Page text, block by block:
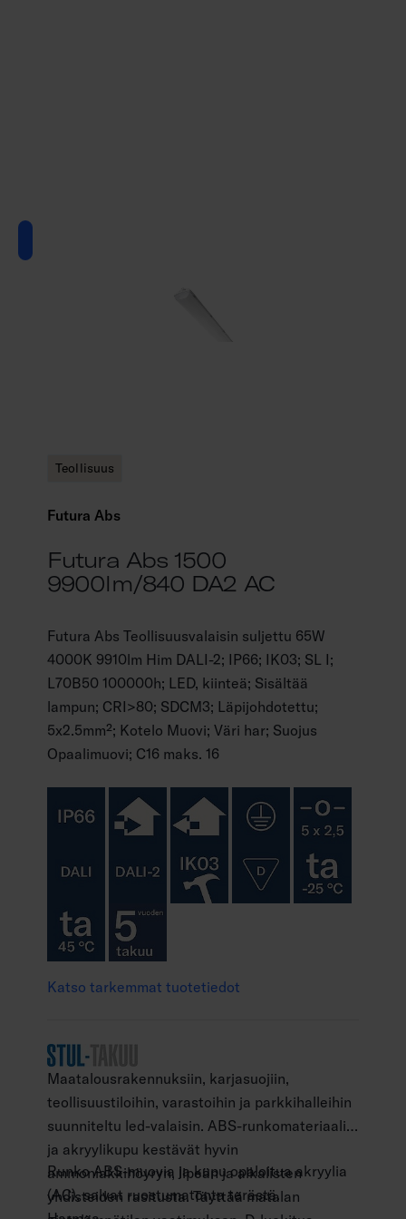
Teollisuus
Futura Abs
Futura Abs 1500
9900lm/840 DA2 AC
Futura Abs Teollisuusvalaisin suljettu 65W
4000K 9910lm Him DALI-2; IP66; IK03; SL I;
L70B50 100000h; LED, kiinteä; Sisältää
lampun; CRI>80; SDCM3; Läpijohdotettu;
5x2.5mm²; Kotelo Muovi; Väri har; Suojus
Opaalimuovi; C16 maks. 16
Katso tarkemmat tuotetiedot
Maatalousrakennuksiin, karjasuojiin,
teollisuustiloihin, varastoihin ja parkkihalleihin
suunniteltu led-valaisin. ABS-runkomateriaali
ja akryylikupu kestävät hyvin
ammoniakkihöyryn, lipeän ja alkalisten
yhdisteiden rasitusta. Täyttää matalan
Runko ABS-muovia ja kupu opaloitua akryylia
(AC), salvat ruostumatonta terästä.